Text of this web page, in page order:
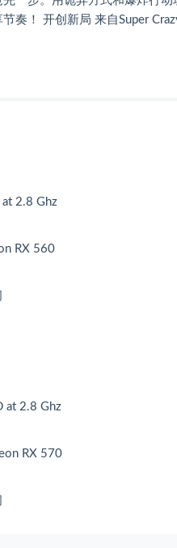
奏！ 开创新局 来自Super
2.8 Ghz
RX 560
at 2.8 Ghz
RX 570